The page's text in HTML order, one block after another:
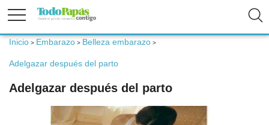
Embarazo
Inicio > Embarazo > Belleza embarazo >
Adelgazar después del parto
Adelgazar después del parto